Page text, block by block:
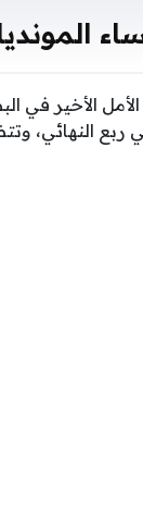
الأخير في
النهائي،